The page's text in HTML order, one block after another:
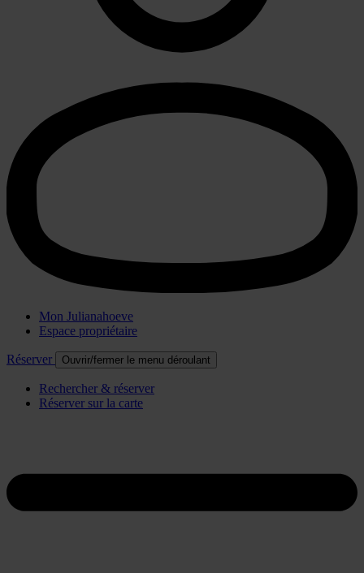
Mon Julianahoeve
Espace propriétaire
Réserver Ouvrir/fermer le menu déroulant
Rechercher & réserver
Réserver sur la carte